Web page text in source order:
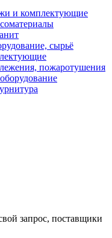
и комплектующие
сырьё
пожаротушения
запрос, поставщики